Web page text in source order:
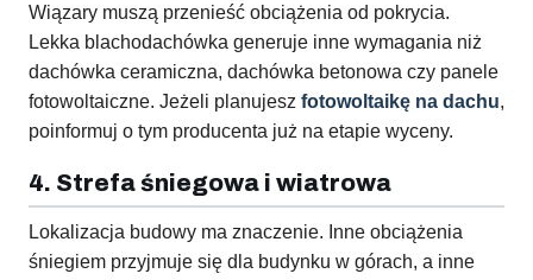
Wiązary muszą przenieść obciążenia od pokrycia.
Lekka blachodachówka generuje inne wymagania niż
dachówka ceramiczna, dachówka betonowa czy panele
fotowoltaiczne. Jeżeli planujesz fotowoltaikę na dachu,
poinformuj o tym producenta już na etapie wyceny.
4. Strefa śniegowa i wiatrowa
Lokalizacja budowy ma znaczenie. Inne obciążenia
śniegiem przyjmuje się dla budynku w górach, a inne